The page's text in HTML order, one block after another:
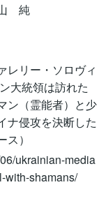
純
レリー・ソロヴィ
大統領は訪れた
ン（霊能者）と少
ナ侵攻を決断した
）
ukrainian-media
with-shamans/